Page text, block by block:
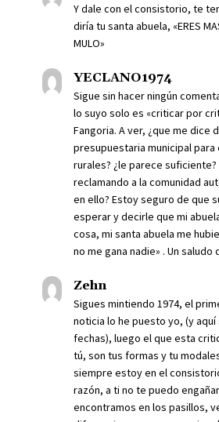
Y dale con el consistorio, te
diría tu santa abuela, «ERES
MULO»
YECLANO1974
Sigue sin hacer ningún
lo suyo solo es «criticar por
Fangoria. A ver, ¿que me dice
presupuestaria municipal
rurales? ¿le parece
reclamando a la comunidad
en ello? Estoy seguro de que
esperar y decirle que mi
cosa, mi santa abuela me
no me gana nadie» . Un
Zehn
Sigues mintiendo 1974, el
noticia lo he puesto yo, (y
fechas), luego el que esta
tú, son tus formas y tu
siempre estoy en el
razón, a ti no te puedo
encontramos en los pasillos,